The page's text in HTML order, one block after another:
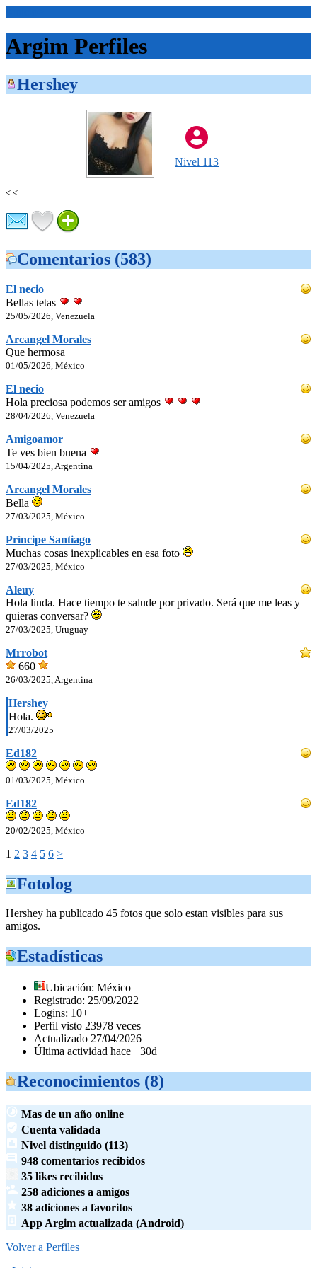
Argim Perfiles
Hershey
Nivel 113
< <
Comentarios (583)
El necio
Bellas tetas
25/05/2026, Venezuela
Arcangel Morales
Que hermosa
01/05/2026, México
El necio
Hola preciosa podemos ser amigos
28/04/2026, Venezuela
Amigoamor
Te ves bien buena
15/04/2025, Argentina
Arcangel Morales
Bella
27/03/2025, México
Príncipe Santiago
Muchas cosas inexplicables en esa foto
27/03/2025, México
Aleuy
Hola linda. Hace tiempo te salude por privado. Será que me leas y
quieras conversar?
27/03/2025, Uruguay
Mrrobot
660
26/03/2025, Argentina
Hershey
Hola.
27/03/2025
Ed182
01/03/2025, México
Ed182
20/02/2025, México
1 2 3 4 5 6 >
Fotolog
Hershey ha publicado 45 fotos que solo estan visibles para sus
amigos.
Estadísticas
Ubicación: México
Registrado: 25/09/2022
Logins: 10+
Perfil visto 23978 veces
Actualizado 27/04/2026
Última actividad hace +30d
Reconocimientos (8)
Mas de un año online
Cuenta validada
Nivel distinguido (113)
948 comentarios recibidos
35 likes recibidos
258 adiciones a amigos
38 adiciones a favoritos
App Argim actualizada (Android)
Volver a Perfiles